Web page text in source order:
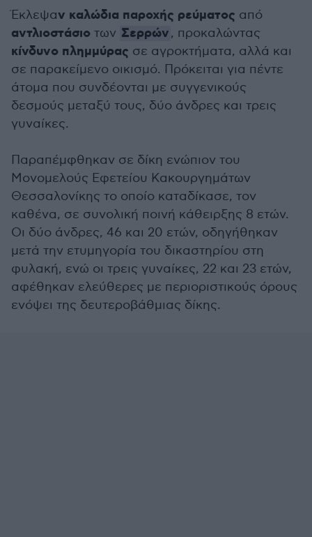
Έκλεψαν καλώδια παροχής ρεύματος από
αντλιοστάσιο των Σερρών, προκαλώντας
κίνδυνο πλημμύρας σε αγροκτήματα, αλλά και
σε παρακείμενο οικισμό. Πρόκειται για πέντε
άτομα που συνδέονται με συγγενικούς
δεσμούς μεταξύ τους, δύο άνδρες και τρεις
γυναίκες.
Παραπέμφθηκαν σε δίκη ενώπιον του
Μονομελούς Εφετείου Κακουργημάτων
Θεσσαλονίκης το οποίο καταδίκασε, τον
καθένα, σε συνολική ποινή κάθειρξης 8 ετών.
Οι δύο άνδρες, 46 και 20 ετών, οδηγήθηκαν
μετά την ετυμηγορία του δικαστηρίου στη
φυλακή, ενώ οι τρεις γυναίκες, 22 και 23 ετών,
αφέθηκαν ελεύθερες με περιοριστικούς όρους
ενόψει της δευτεροβάθμιας δίκης.